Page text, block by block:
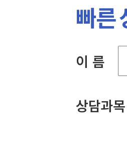
빠른
이 름
상담과